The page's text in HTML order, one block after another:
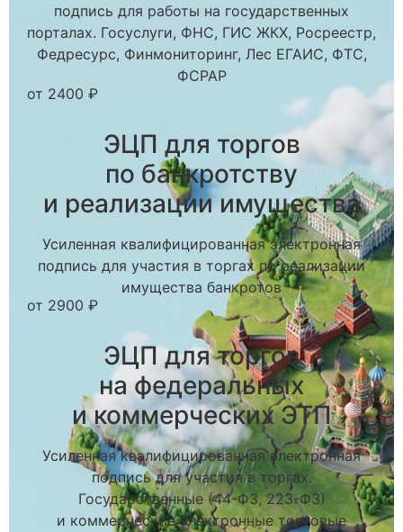
подпись для работы на государственных
порталах. Госуслуги, ФНС, ГИС ЖКХ, Росреестр,
Федресурс, Финмониторинг, Лес ЕГАИС, ФТС,
ФСРАР
от 2400 ₽
ЭЦП для торгов
по банкротству
и реализации имущества
Усиленная квалифицированная электронная
подпись для участия в торгах по реализации
имущества банкротов
от 2900 ₽
ЭЦП для торгов
на федеральных
и коммерческих ЭТП
Усиленная квалифицированная электронная
подпись для участия в торгах.
Государственные (44-ФЗ, 223-ФЗ)
и коммерческие электронные торговые